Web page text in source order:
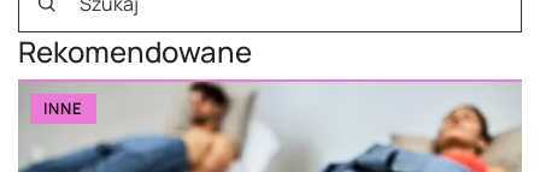
Rekomendowane
INNE